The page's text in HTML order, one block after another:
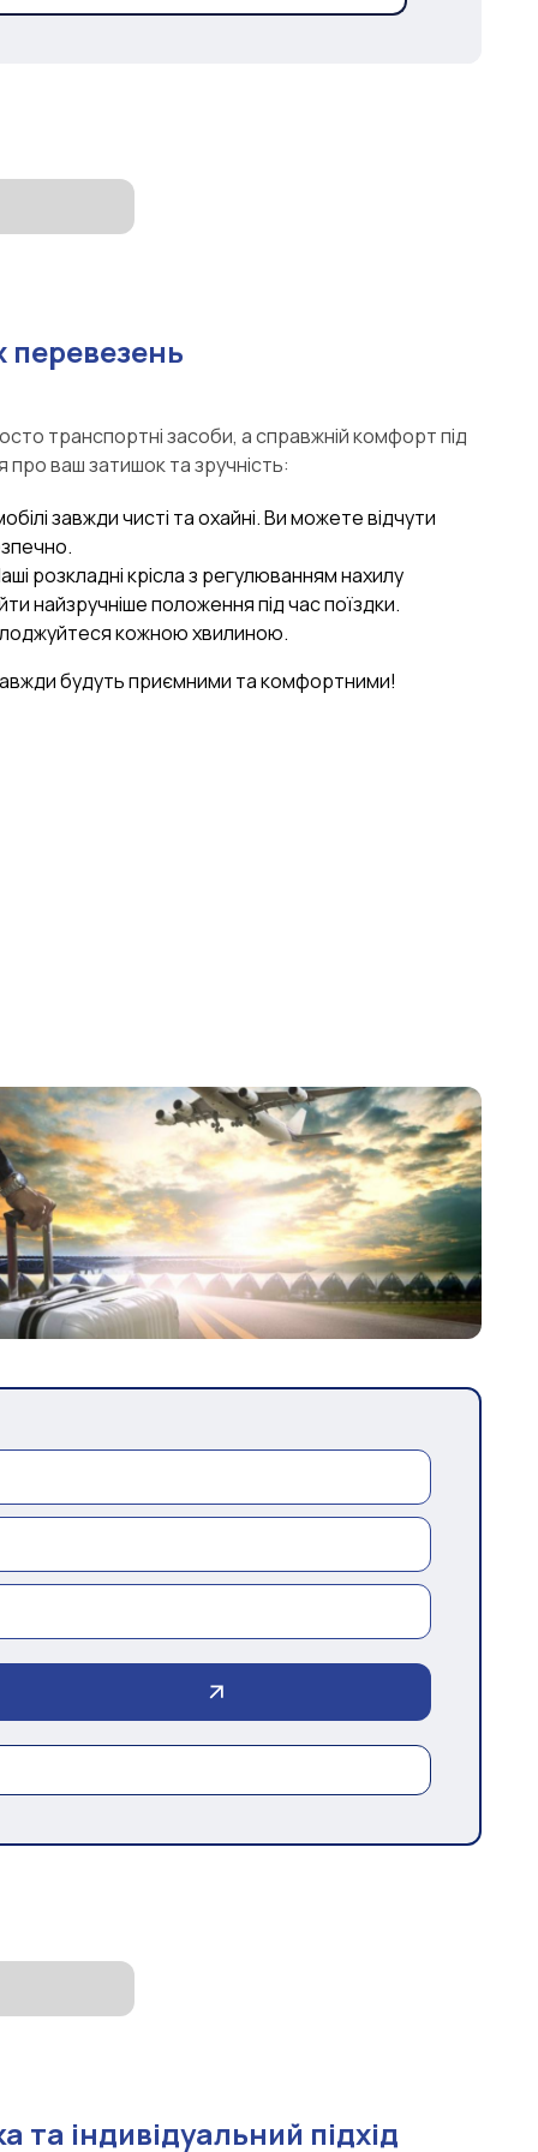
транспортні засоби, а справжній комфорт під
про ваш затишок та зручність:
завжди чисті та охайні. Ви можете відчути
розкладні крісла з регулюванням нахилу
найзручніше положення під час поїздки.
кожною хвилиною.
будуть приємними та комфортними!
та індивідуальний підхід